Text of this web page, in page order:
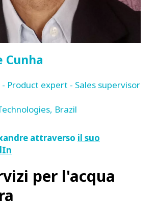
Cunha
Product expert - Sales supervisor
Brazil
attraverso il suo
per l'acqua